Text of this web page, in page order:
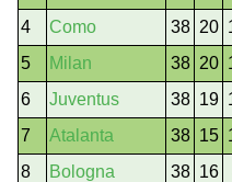
4
Como 38 20
5
Milan 38 20
6
Juventus 38 19
7
Atalanta 38 15
8
Bologna 38 16